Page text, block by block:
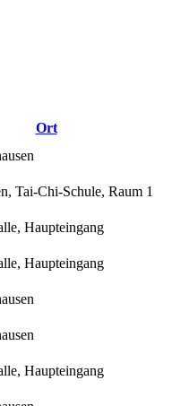
Ort
Tai-Chi-Schule, Raum 1
Haupteingang
Haupteingang
Haupteingang